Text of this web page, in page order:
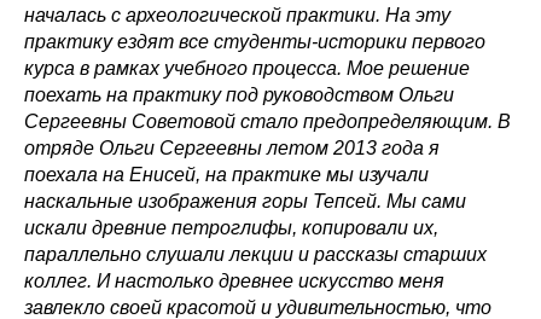
началась с археологической практики. На эту
практику ездят все студенты-историки первого
курса в рамках учебного процесса. Мое решение
поехать на практику под руководством Ольги
Сергеевны Советовой стало предопределяющим. В
отряде Ольги Сергеевны летом 2013 года я
поехала на Енисей, на практике мы изучали
наскальные изображения горы Тепсей. Мы сами
искали древние петроглифы, копировали их,
параллельно слушали лекции и рассказы старших
коллег. И настолько древнее искусство меня
завлекло своей красотой и удивительностью, что